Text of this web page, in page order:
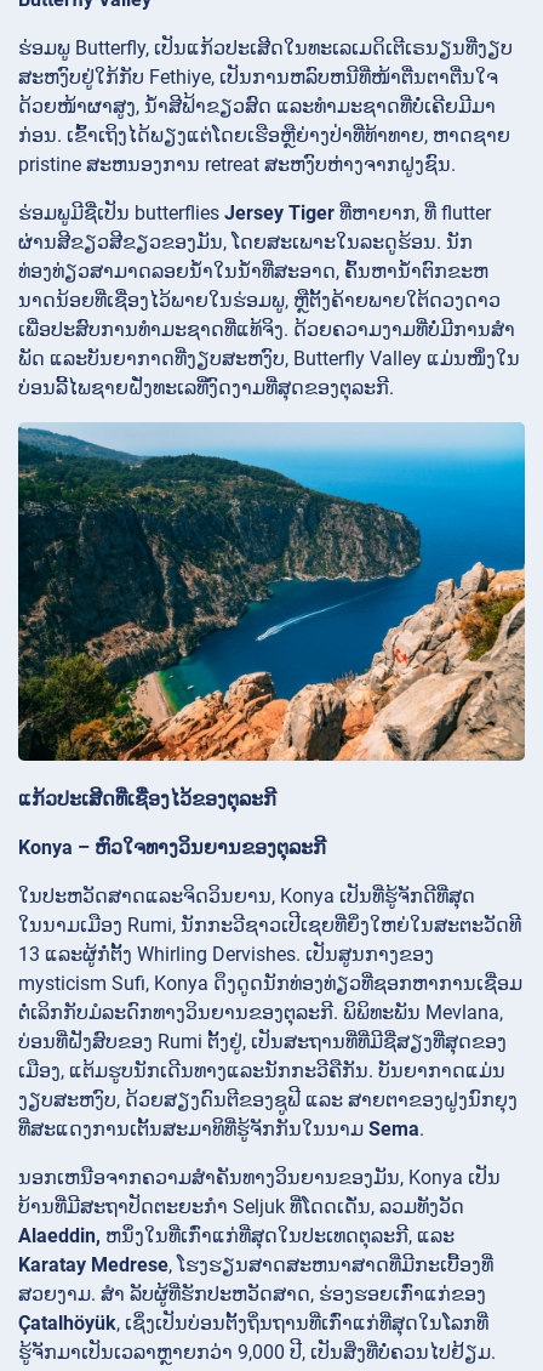
ຮ່ອມພູ Butterfly, ເປັນແກ້ວປະເສີດໃນທະເລເມດິເຕີເຣນຽນທີ່ງຽບ
ສະຫງົບຢູ່ໃກ້ກັບ Fethiye, ເປັນການຫລົບຫນີທີ່ໜ້າຕື່ນຕາຕື່ນໃຈ
ດ້ວຍໜ້າຜາສູງ, ນ້ຳສີຟ້າຂຽວສົດ ແລະທຳມະຊາດທີ່ບໍ່ເຄີຍມີມາ
ກ່ອນ. ເຂົ້າເຖິງໄດ້ພຽງແຕ່ໂດຍເຮືອຫຼືຍ່າງປ່າທີ່ທ້າທາຍ, ຫາດຊາຍ
pristine ສະຫນອງການ retreat ສະຫງົບຫ່າງຈາກຝູງຊົນ.
ຮ່ອມພູມີຊື່ເປັນ butterflies Jersey Tiger ທີ່ຫາຍາກ, ທີ່ flutter
ຜ່ານສີຂຽວສີຂຽວຂອງມັນ, ໂດຍສະເພາະໃນລະດູຮ້ອນ. ນັກ
ທ່ອງທ່ຽວສາມາດລອຍນ້ໍາໃນນ້ໍາທີ່ສະອາດ, ຄົ້ນຫານ້ໍາຕົກຂະຫ
ນາດນ້ອຍທີ່ເຊື່ອງໄວ້ພາຍໃນຮ່ອມພູ, ຫຼືຕັ້ງຄ້າຍພາຍໃຕ້ດວງດາວ
ເພື່ອປະສົບການທໍາມະຊາດທີ່ແທ້ຈິງ. ດ້ວຍຄວາມງາມທີ່ບໍ່ມີການສໍາ
ພັດ ແລະບັນຍາກາດທີ່ງຽບສະຫງົບ, Butterfly Valley ແມ່ນໜຶ່ງໃນ
ບ່ອນລີ້ໄພຊາຍຝັ່ງທະເລທີ່ງົດງາມທີ່ສຸດຂອງຕຸລະກີ.
ແກ້ວປະເສີດທີ່ເຊື່ອງໄວ້ຂອງຕຸລະກີ
Konya – ຫົວໃຈທາງວິນຍານຂອງຕຸລະກີ
ໃນປະຫວັດສາດແລະຈິດວິນຍານ, Konya ເປັນທີ່ຮູ້ຈັກດີທີ່ສຸດ
ໃນນາມເມືອງ Rumi, ນັກກະວີຊາວເປີເຊຍທີ່ຍິ່ງໃຫຍ່ໃນສະຕະວັດທີ
13 ແລະຜູ້ກໍ່ຕັ້ງ Whirling Dervishes. ເປັນສູນກາງຂອງ
mysticism Sufi, Konya ດຶງດູດນັກທ່ອງທ່ຽວທີ່ຊອກຫາການເຊື່ອມ
ຕໍ່ເລິກກັບມໍລະດົກທາງວິນຍານຂອງຕຸລະກີ. ພິພິທະພັນ Mevlana,
ບ່ອນທີ່ຝັງສົບຂອງ Rumi ຕັ້ງຢູ່, ເປັນສະຖານທີ່ທີ່ມີຊື່ສຽງທີ່ສຸດຂອງ
ເມືອງ, ແຕ້ມຮູບນັກເດີນທາງແລະນັກກະວີຄືກັນ. ບັນຍາກາດແມ່ນ
ງຽບສະຫງົບ, ດ້ວຍສຽງດົນຕີຂອງຊູຟີ ແລະ ສາຍຕາຂອງຝູງນົກຍຸງ
ທີ່ສະແດງການເຕັ້ນສະມາທິທີ່ຮູ້ຈັກກັນໃນນາມ Sema.
ນອກເຫນືອຈາກຄວາມສໍາຄັນທາງວິນຍານຂອງມັນ, Konya ເປັນ
ບ້ານທີ່ມີສະຖາປັດຕະຍະກໍາ Seljuk ທີ່ໂດດເດັ່ນ, ລວມທັງວັດ
Alaeddin, ຫນຶ່ງໃນທີ່ເກົ່າແກ່ທີ່ສຸດໃນປະເທດຕຸລະກີ, ແລະ
Karatay Medrese, ໂຮງຮຽນສາດສະຫນາສາດທີ່ມີກະເບື້ອງທີ່
ສວຍງາມ. ສຳ ລັບຜູ້ທີ່ຮັກປະຫວັດສາດ, ຮ່ອງຮອຍເກົ່າແກ່ຂອງ
Çatalhöyük, ເຊິ່ງເປັນບ່ອນຕັ້ງຖິ່ນຖານທີ່ເກົ່າແກ່ທີ່ສຸດໃນໂລກທີ່
ຮູ້ຈັກມາເປັນເວລາຫຼາຍກວ່າ 9,000 ປີ, ເປັນສິ່ງທີ່ບໍ່ຄວນໄປຢ້ຽມ.